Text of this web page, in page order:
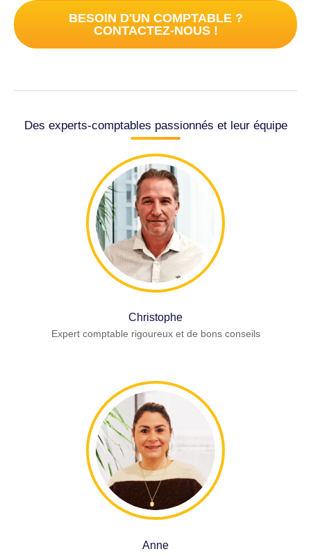
BESOIN D'UN COMPTABLE ?
CONTACTEZ-NOUS !
Des experts-comptables passionnés et leur équipe
Christophe
Expert comptable rigoureux et de bons conseils
Anne